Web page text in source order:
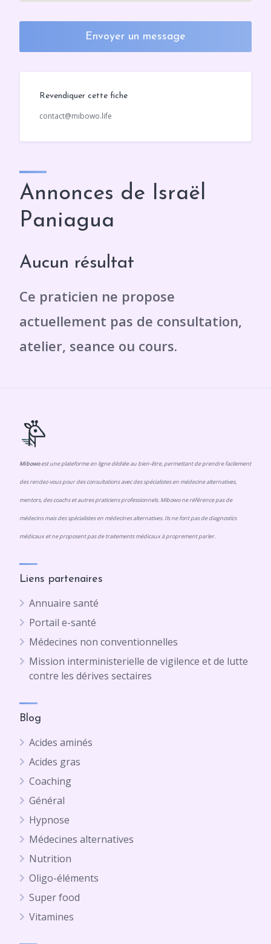
Envoyer un message
Revendiquer cette fiche
contact@mibowo.life
Annonces de Israël
Paniagua
Aucun résultat
Mibowoest une plateforme en ligne dédiée au bien-être, permettant de prendre facilement
des rendez-vous pour des consultations avec des spécialistes en médecine alternatives,
mentors, des coachs et autres praticiens professionnels. Mibowo ne référence pas de
médecins mais des spécialistes en médecines alternatives. Ils ne font pas de diagnostics
médicaux et ne proposent pas de traitements médicaux à proprement parler.
Liens partenaires
Annuaire santé
Portail e-santé
Médecines non conventionnelles
Mission interministerielle de vigilence et de lutte
contre les dérives sectaires
Blog
Acides aminés
Acides gras
Coaching
Général
Hypnose
Médecines alternatives
Nutrition
Oligo-éléments
Super food
Vitamines